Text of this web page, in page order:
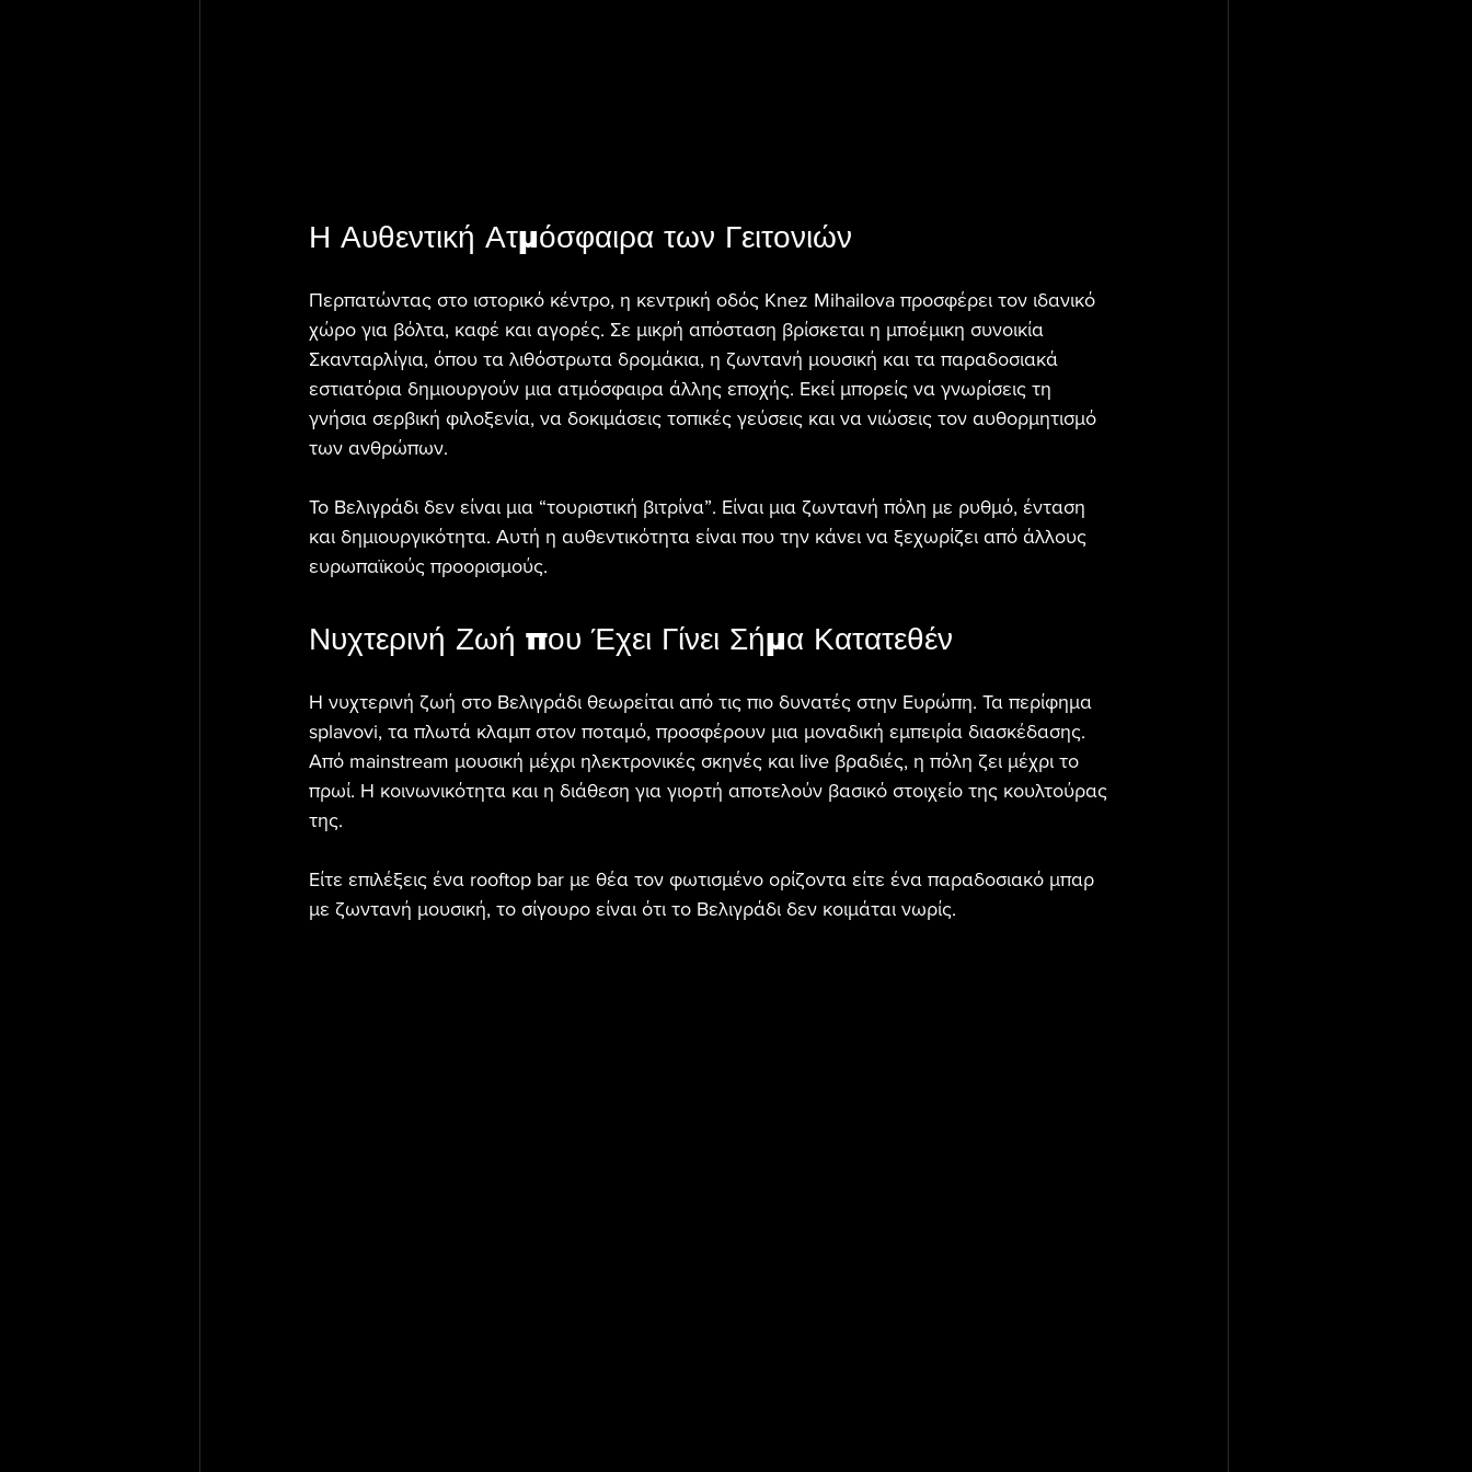
Η Αυθεντική Ατμόσφαιρα των Γειτονιών
Περπατώντας στο ιστορικό κέντρο, η κεντρική οδός Knez Mihailova προσφέρει τον ιδανικό
χώρο για βόλτα, καφέ και αγορές. Σε μικρή απόσταση βρίσκεται η μποέμικη συνοικία
Σκανταρλίγια, όπου τα λιθόστρωτα δρομάκια, η ζωντανή μουσική και τα παραδοσιακά
εστιατόρια δημιουργούν μια ατμόσφαιρα άλλης εποχής. Εκεί μπορείς να γνωρίσεις τη
γνήσια σερβική φιλοξενία, να δοκιμάσεις τοπικές γεύσεις και να νιώσεις τον αυθορμητισμό
των ανθρώπων.
Το Βελιγράδι δεν είναι μια “τουριστική βιτρίνα”. Είναι μια ζωντανή πόλη με ρυθμό, ένταση
και δημιουργικότητα. Αυτή η αυθεντικότητα είναι που την κάνει να ξεχωρίζει από άλλους
ευρωπαϊκούς προορισμούς.
Νυχτερινή Ζωή που Έχει Γίνει Σήμα Κατατεθέν
Η νυχτερινή ζωή στο Βελιγράδι θεωρείται από τις πιο δυνατές στην Ευρώπη. Τα περίφημα
splavovi, τα πλωτά κλαμπ στον ποταμό, προσφέρουν μια μοναδική εμπειρία διασκέδασης.
Από mainstream μουσική μέχρι ηλεκτρονικές σκηνές και live βραδιές, η πόλη ζει μέχρι το
πρωί. Η κοινωνικότητα και η διάθεση για γιορτή αποτελούν βασικό στοιχείο της κουλτούρας
της.
Είτε επιλέξεις ένα rooftop bar με θέα τον φωτισμένο ορίζοντα είτε ένα παραδοσιακό μπαρ
με ζωντανή μουσική, το σίγουρο είναι ότι το Βελιγράδι δεν κοιμάται νωρίς.